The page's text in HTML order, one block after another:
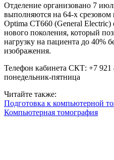
Отделение организовано 7
выполняются на 64-х
Optima CT660 (General Electric)
нового поколения, который
нагрузку на пациента до 40%
изображения.
Телефон кабинета СКТ: +7 921
понедельник-пятница
Читайте также:
Подготовка к компьютерной
Компьютерная томография